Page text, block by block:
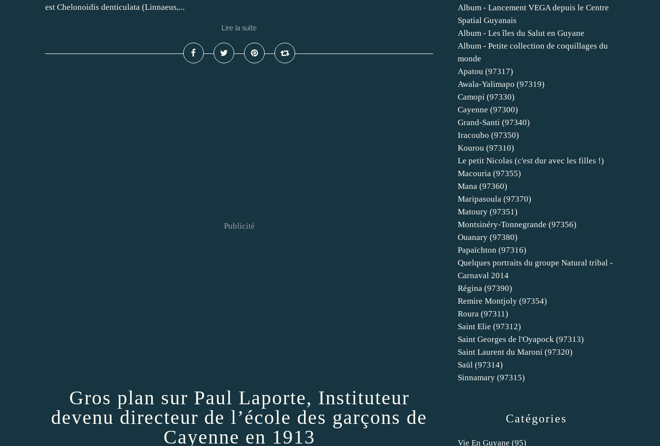
est Chelonoidis denticulata (Linnaeus,...
Lire la suite
Publicité
Gros plan sur Paul Laporte, Instituteur
devenu directeur de l’école des garçons de
Cayenne en 1913
Catégories
Vie En Guyane (95)
Album - Lancement VEGA depuis le Centre
Spatial Guyanais
Album - Les îles du Salut en Guyane
Album - Petite collection de coquillages du
monde
Apatou (97317)
Awala-Yalimapo (97319)
Camopi (97330)
Cayenne (97300)
Grand-Santi (97340)
Iracoubo (97350)
Kourou (97310)
Le petit Nicolas (c'est dur avec les filles !)
Macouria (97355)
Mana (97360)
Maripasoula (97370)
Matoury (97351)
Montsinéry-Tonnegrande (97356)
Ouanary (97380)
Papaïchton (97316)
Quelques portraits du groupe Natural tribal -
Carnaval 2014
Régina (97390)
Remire Montjoly (97354)
Roura (97311)
Saint Elie (97312)
Saint Georges de l'Oyapock (97313)
Saint Laurent du Maroni (97320)
Saül (97314)
Sinnamary (97315)